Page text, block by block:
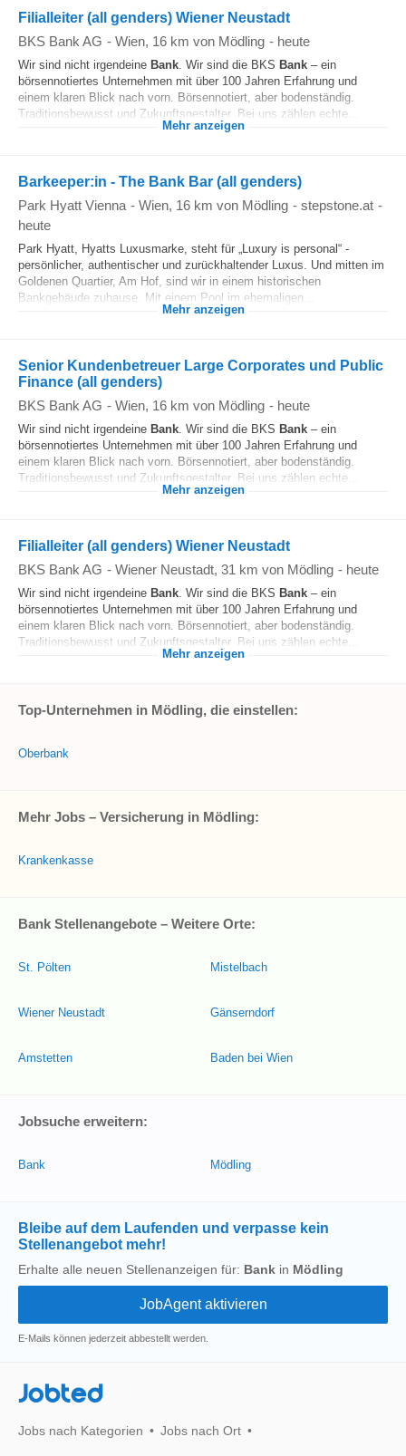
Filialleiter (all genders) Wiener Neustadt
BKS Bank AG - Wien, 16 km von Mödling - heute
Wir sind nicht irgendeine Bank. Wir sind die BKS Bank – ein
börsennotiertes Unternehmen mit über 100 Jahren Erfahrung und
einem klaren Blick nach vorn. Börsennotiert, aber bodenständig.
Traditionsbewusst und Zukunftsgestalter. Bei uns zählen echte...
Mehr anzeigen
Barkeeper:in - The Bank Bar (all genders)
Park Hyatt Vienna - Wien, 16 km von Mödling - stepstone.at -
heute
Park Hyatt, Hyatts Luxusmarke, steht für „Luxury is personal“ -
persönlicher, authentischer und zurückhaltender Luxus. Und mitten im
Goldenen Quartier, Am Hof, sind wir in einem historischen
Bankgebäude zuhause. Mit einem Pool im ehemaligen...
Mehr anzeigen
Senior Kundenbetreuer Large Corporates und Public
Finance (all genders)
BKS Bank AG - Wien, 16 km von Mödling - heute
Wir sind nicht irgendeine Bank. Wir sind die BKS Bank – ein
börsennotiertes Unternehmen mit über 100 Jahren Erfahrung und
einem klaren Blick nach vorn. Börsennotiert, aber bodenständig.
Traditionsbewusst und Zukunftsgestalter. Bei uns zählen echte...
Mehr anzeigen
Filialleiter (all genders) Wiener Neustadt
BKS Bank AG - Wiener Neustadt, 31 km von Mödling - heute
Wir sind nicht irgendeine Bank. Wir sind die BKS Bank – ein
börsennotiertes Unternehmen mit über 100 Jahren Erfahrung und
einem klaren Blick nach vorn. Börsennotiert, aber bodenständig.
Traditionsbewusst und Zukunftsgestalter. Bei uns zählen echte...
Mehr anzeigen
Top-Unternehmen in Mödling, die einstellen:
Oberbank
Mehr Jobs – Versicherung in Mödling:
Krankenkasse
Bank Stellenangebote – Weitere Orte:
St. Pölten
Wiener Neustadt
Amstetten
Mistelbach
Gänserndorf
Baden bei Wien
Jobsuche erweitern:
Bank Mödling
Bleibe auf dem Laufenden und verpasse kein
Stellenangebot mehr!
Erhalte alle neuen Stellenanzeigen für: Bank in Mödling
E-Mails können jederzeit abbestellt werden.
Jobted
Jobs nach Kategorien Jobs nach Ort